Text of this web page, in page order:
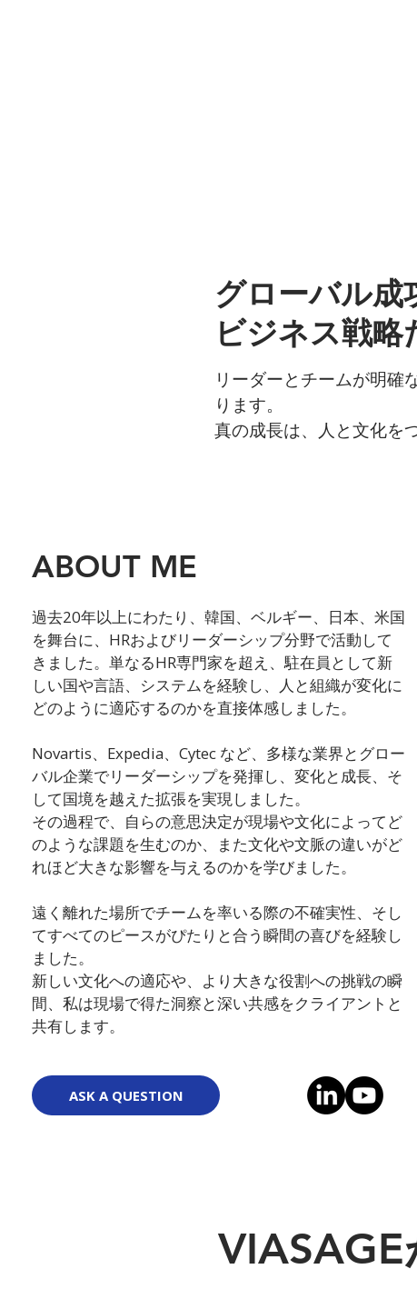
グローバル成
ビジネス戦略
リーダーとチームが明確
ります。
真の成長は、人と文化を
ABOUT ME
過去20年以上にわたり、韓国、ベルギー、日本、米国
を舞台に、HRおよびリーダーシップ分野で活動して
きました。単なるHR専門家を超え、駐在員として新
しい国や言語、システムを経験し、人と組織が変化に
どのように適応するのかを直接体感しました。
Novartis、Expedia、Cytec など、多様な業界とグロー
バル企業でリーダーシップを発揮し、変化と成長、そ
して国境を越えた拡張を実現しました。
その過程で、自らの意思決定が現場や文化によってど
のような課題を生むのか、また文化や文脈の違いがど
れほど大きな影響を与えるのかを学びました。
遠く離れた場所でチームを率いる際の不確実性、そし
てすべてのピースがぴたりと合う瞬間の喜びを経験し
ました。
新しい文化への適応や、より大きな役割への挑戦の瞬
間、私は現場で得た洞察と深い共感をクライアントと
共有します。
ASK A QUESTION